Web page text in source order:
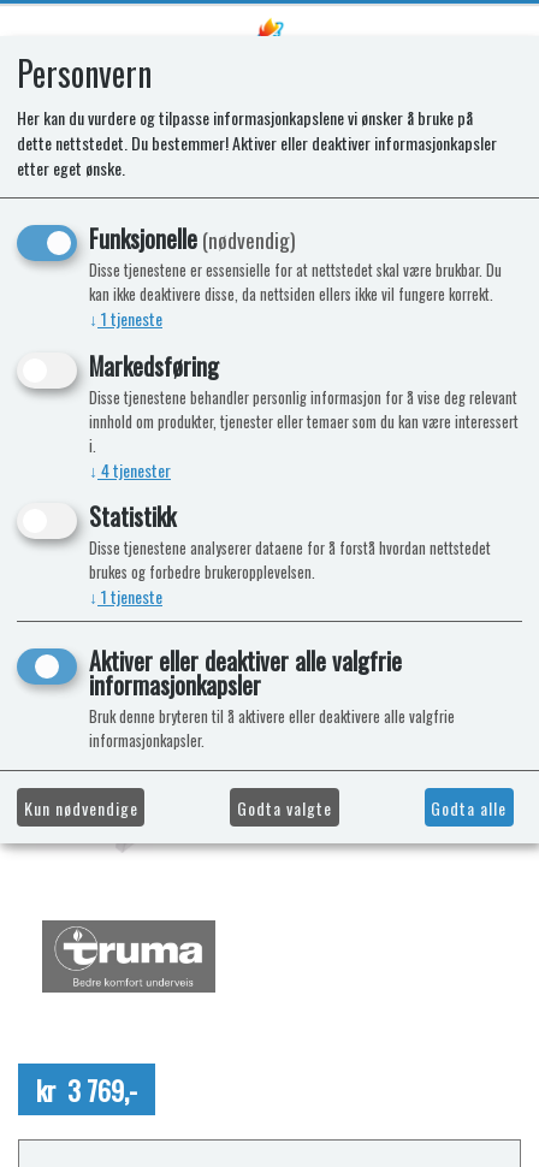
Innsugsett saphir 2m
kr 3 769,-
Personvern
Her kan du vurdere og tilpasse informasjonkapslene vi ønsker å bruke på
dette nettstedet. Du bestemmer! Aktiver eller deaktiver informasjonkapsler
etter eget ønske.
Funksjonelle(nødvendig)
Disse tjenestene er essensielle for at nettstedet skal være brukbar. Du
kan ikke deaktivere disse, da nettsiden ellers ikke vil fungere korrekt.
↓ 1tjeneste
Markedsføring
Disse tjenestene behandler personlig informasjon for å vise deg relevant
innhold om produkter, tjenester eller temaer som du kan være interessert
i.
↓ 4tjenester
Statistikk
Disse tjenestene analyserer dataene for å forstå hvordan nettstedet
brukes og forbedre brukeropplevelsen.
↓ 1tjeneste
Aktiver eller deaktiver alle valgfrie
informasjonkapsler
Bruk denne bryteren til å aktivere eller deaktivere alle valgfrie
informasjonkapsler.
Kun nødvendige Godta valgte Godta alle